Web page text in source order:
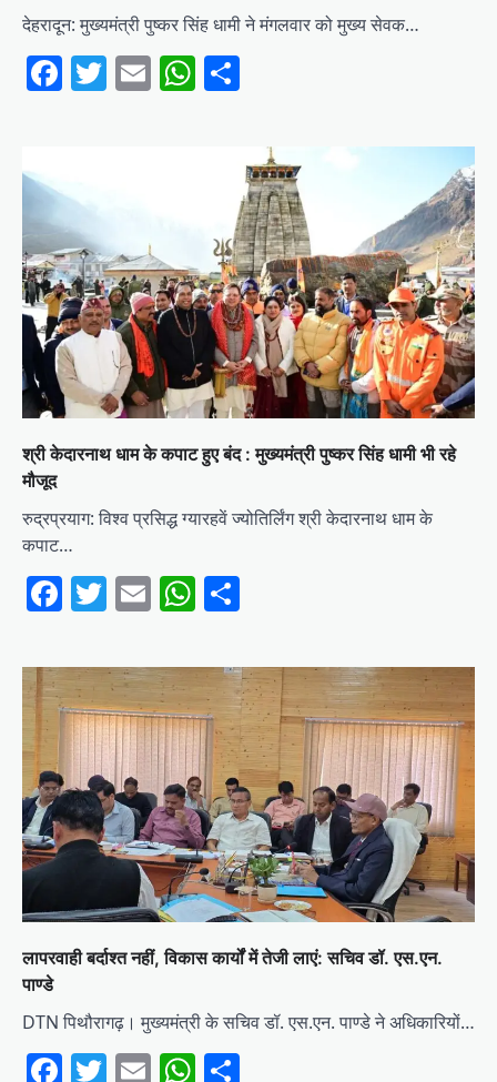
देहरादून: मुख्यमंत्री पुष्कर सिंह धामी ने मंगलवार को मुख्य सेवक…
Facebook
Twitter
EmailWhatsApp
श्री केदारनाथ धाम के कपाट हुए बंद : मुख्यमंत्री पुष्कर सिंह धामी भी रहे
मौजूद
रुद्रप्रयाग: विश्व प्रसिद्ध ग्यारहवें ज्योतिर्लिंग श्री केदारनाथ धाम के
कपाट…
Facebook
Twitter
EmailWhatsApp
लापरवाही बर्दाश्त नहीं, विकास कार्यों में तेजी लाएं: सचिव डॉ. एस.एन.
पाण्डे
DTN पिथौरागढ़। मुख्यमंत्री के सचिव डॉ. एस.एन. पाण्डे ने अधिकारियों…
Facebook
Twitter
EmailWhatsApp